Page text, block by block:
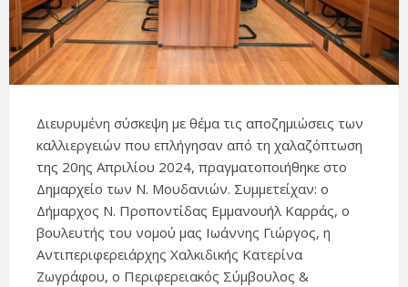
Διευρυμένη σύσκεψη με θέμα τις αποζημιώσεις των
καλλιεργειών που επλήγησαν από τη χαλαζόπτωση
της 20ης Απριλίου 2024, πραγματοποιήθηκε στο
Δημαρχείο των Ν. Μουδανιών. Συμμετείχαν: ο
Δήμαρχος Ν. Προποντίδας Εμμανουήλ Καρράς, ο
βουλευτής του νομού μας Ιωάννης Γιώργος, η
Αντιπεριφερειάρχης Χαλκιδικής Κατερίνα
Ζωγράφου, ο Περιφερειακός Σύμβουλος &